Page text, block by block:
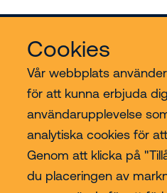
Cookies
Vår webbplats
för att kunna erbjuda
användarupplevelse
analytiska cookies för
Genom att klicka på
du placeringen av
Riwal
Branscher